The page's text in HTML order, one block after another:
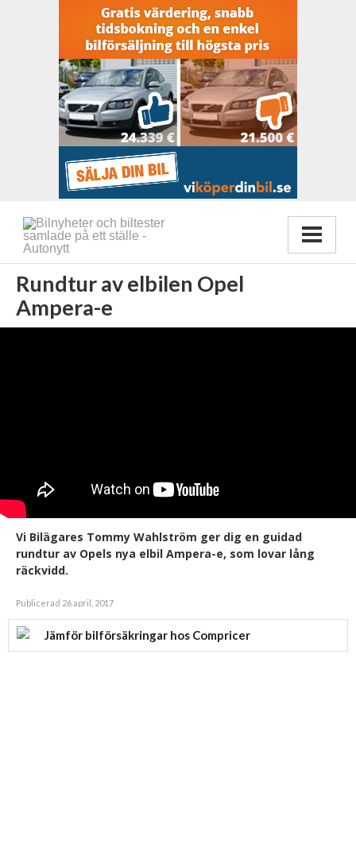
Rundtur av elbilen Opel
Ampera-e
Vi Bilägares Tommy Wahlström ger dig en guidad
rundtur av Opels nya elbil Ampera-e, som lovar lång
räckvidd.
Publicerad 26 april, 2017
Jämför bilförsäkringar hos Compricer